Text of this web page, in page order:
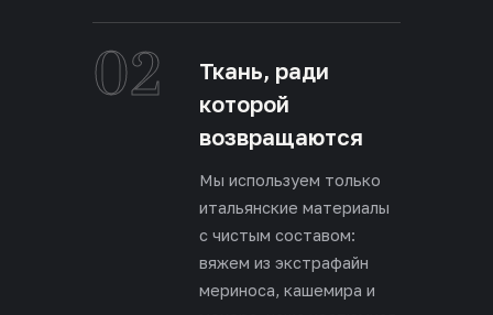
02
Ткань, ради
которой
возвращаются
Мы используем только
итальянские материалы
с чистым составом:
вяжем из экстрафайн
мериноса, кашемира и